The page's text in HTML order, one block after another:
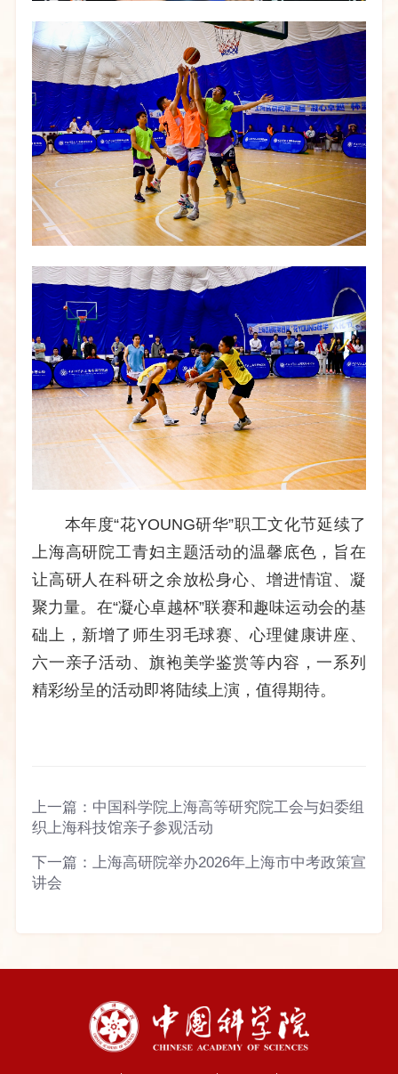
本年度“花YOUNG研华”职工文化节延续了
上海高研院工青妇主题活动的温馨底色，旨在
让高研人在科研之余放松身心、增进情谊、凝
聚力量。在“凝心卓越杯”联赛和趣味运动会的基
础上，新增了师生羽毛球赛、心理健康讲座、
六一亲子活动、旗袍美学鉴赏等内容，一系列
精彩纷呈的活动即将陆续上演，值得期待。
上一篇： 中国科学院上海高等研究院工会与妇委组
织上海科技馆亲子参观活动
下一篇： 上海高研院举办2026年上海市中考政策宣
讲会